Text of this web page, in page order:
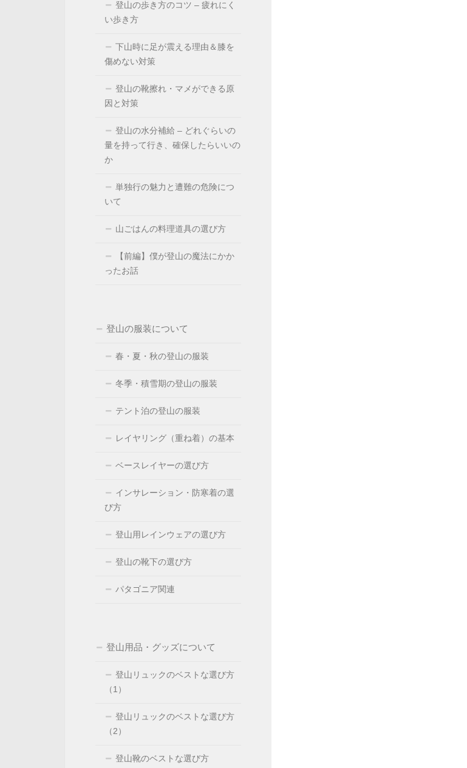
登山の歩き方のコツ – 疲れにく
い歩き方
下山時に足が震える理由＆膝を
傷めない対策
登山の靴擦れ・マメができる原
因と対策
登山の水分補給 – どれぐらいの
量を持って行き、確保したらいいの
か
単独行の魅力と遭難の危険につ
いて
山ごはんの料理道具の選び方
【前編】僕が登山の魔法にかか
ったお話
登山の服装について
春・夏・秋の登山の服装
冬季・積雪期の登山の服装
テント泊の登山の服装
レイヤリング（重ね着）の基本
ベースレイヤーの選び方
インサレーション・防寒着の選
び方
登山用レインウェアの選び方
登山の靴下の選び方
パタゴニア関連
登山用品・グッズについて
登山リュックのベストな選び方
（1）
登山リュックのベストな選び方
（2）
登山靴のベストな選び方